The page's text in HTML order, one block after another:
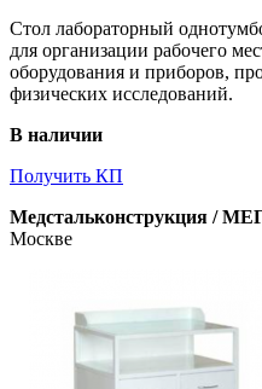
Стол лабораторный
для организации рабочего
оборудования и приборов,
физических исследований.
В наличии
Получить КП
Медстальконструкция /
Москве